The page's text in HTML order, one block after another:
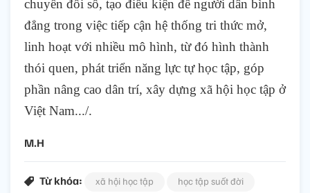
chuyển đổi số, tạo điều kiện để người dân bình
đẳng trong việc tiếp cận hệ thống tri thức mở,
linh hoạt với nhiều mô hình, từ đó hình thành
thói quen, phát triển năng lực tự học tập, góp
phần nâng cao dân trí, xây dựng xã hội học tập ở
Việt Nam.../.
M.H
Từ khóa: xã hội học tập
học tập suốt đời